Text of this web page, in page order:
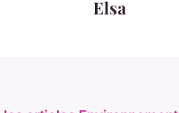
Elsa